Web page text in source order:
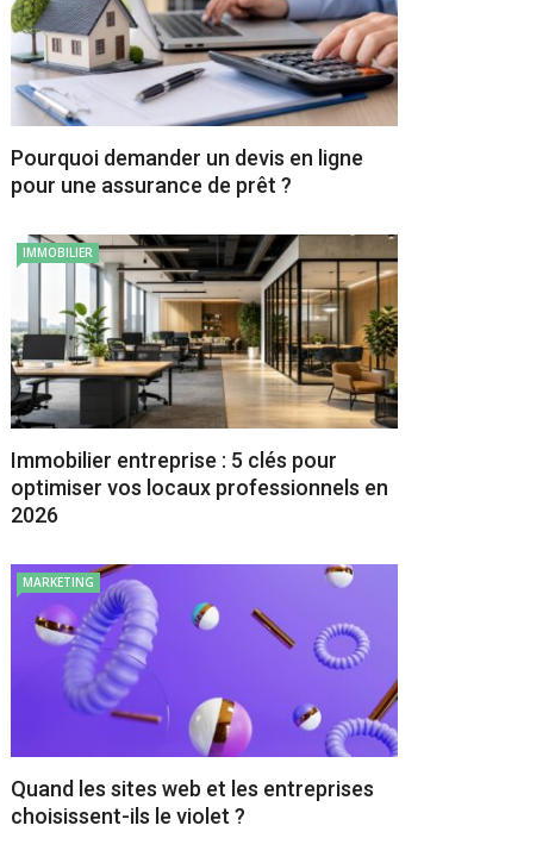
Pourquoi demander un devis en ligne
pour une assurance de prêt ?
IMMOBILIER
Immobilier entreprise : 5 clés pour
optimiser vos locaux professionnels en
2026
MARKETING
Quand les sites web et les entreprises
choisissent-ils le violet ?